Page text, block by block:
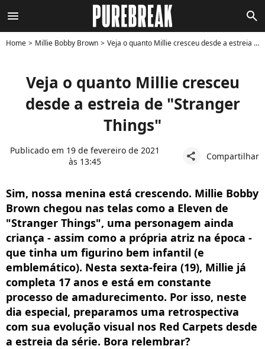
menu search
Home Millie Bobby Brown Veja o quanto Millie cresceu desde a estreia de "Stranger Things"
Veja o quanto Millie cresceu
desde a estreia de "Stranger
Things"
Publicado em 19 de fevereiro de 2021
às 13:45
share Compartilhar
Sim, nossa menina está crescendo. Millie Bobby
Brown chegou nas telas como a Eleven de
"Stranger Things", uma personagem ainda
criança - assim como a própria atriz na época -
que tinha um figurino bem infantil (e
emblemático). Nesta sexta-feira (19), Millie já
completa 17 anos e está em constante
processo de amadurecimento. Por isso, neste
dia especial, preparamos uma retrospectiva
com sua evolução visual nos Red Carpets desde
a estreia da série. Bora relembrar?